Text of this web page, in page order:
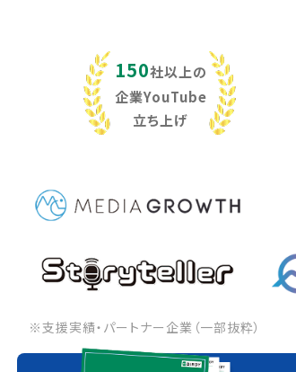
150社以上の
企業YouTube
立ち上げ
※支援実績・パートナー企業（一部抜粋）